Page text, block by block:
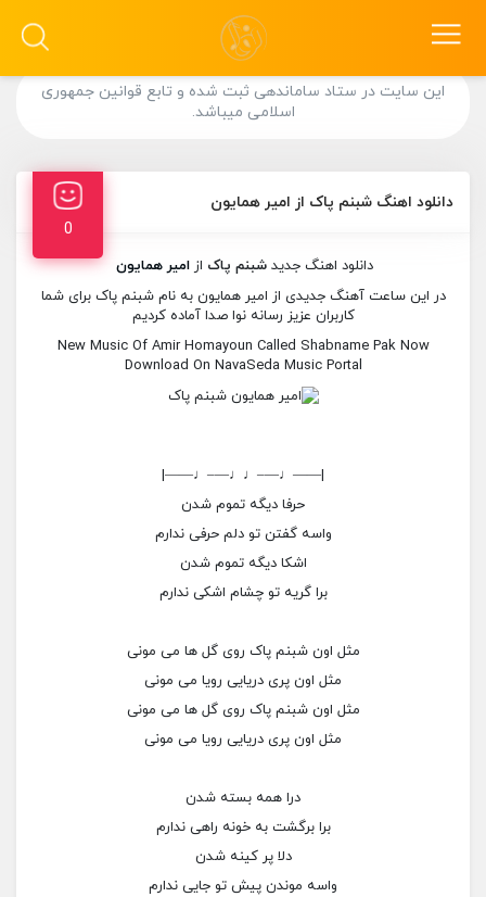
این سایت در ستاد ساماندهی ثبت شده و تابع قوانین جمهوری
اسلامی میباشد.
دانلود اهنگ شبنم پاک از امیر همایون
0
دانلود اهنگ جدیدشبنم پاک ازامیر همایون
در این ساعت آهنگ جدیدی از امیر همایون به نام شبنم پاک برای شما
کاربران عزیز رسانه نوا صدا آماده کردیم
New Music Of Amir Homayoun Called Shabname Pak Now
Download On NavaSeda Music Portal
|——♩—–♩♩—–♩——|
حرفا دیگه تموم شدن
واسه گفتن تو دلم حرفی ندارم
اشکا دیگه تموم شدن
برا گریه تو چشام اشکی ندارم
مثل اون شبنم پاک روی گل ها می مونی
مثل اون پری دریایی رویا می مونی
مثل اون شبنم پاک روی گل ها می مونی
مثل اون پری دریایی رویا می مونی
درا همه بسته شدن
برا برگشت به خونه راهی ندارم
دلا پر کینه شدن
واسه موندن پیش تو جایی ندارم